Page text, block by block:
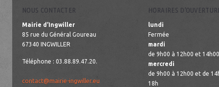
NOUS CONTACTER
Mairie d’Ingwiller
85 rue du Général Goureau
67340 INGWILLER
Téléphone : 03.88.89.47.20.
contact@mairie-ingwiller.eu
HORAIRES
lundi
Fermée
mardi
de 9h00 à 12h00 et
mercredi
de 9h00 à 12h00 et de
18h